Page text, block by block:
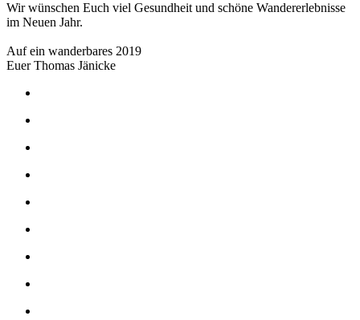
Wir wünschen Euch viel Gesundheit und schöne Wandererlebnisse
im Neuen Jahr.
Auf ein wanderbares 2019
Euer Thomas Jänicke